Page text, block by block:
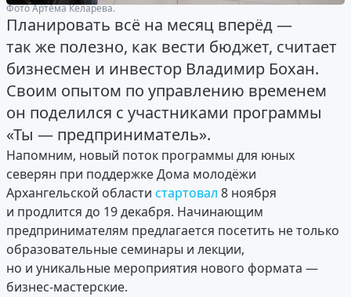
Фото Артёма Келарева.
Планировать всё на месяц вперёд —
так же полезно, как вести бюджет, считает
бизнесмен и инвестор Владимир Бохан.
Своим опытом по управлению временем
он поделился с участниками программы
«Ты — предприниматель».
Напомним, новый поток программы для юных
северян при поддержке Дома молодёжи
Архангельской области стартовал 8 ноября
и продлится до 19 декабря. Начинающим
предпринимателям предлагается посетить не только
образовательные семинары и лекции,
но и уникальные мероприятия нового формата —
бизнес-мастерские.